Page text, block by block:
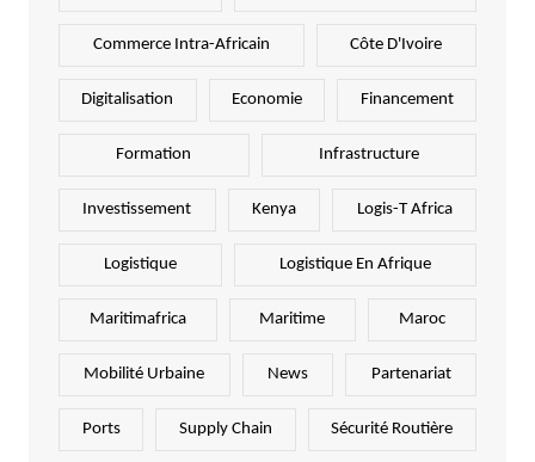
Commerce Intra-Africain Côte D'Ivoire
Digitalisation Economie Financement
Formation Infrastructure
Investissement Kenya Logis-T Africa
Logistique Logistique En Afrique
Maritimafrica Maritime Maroc
Mobilité Urbaine News Partenariat
Ports Supply Chain Sécurité Routière